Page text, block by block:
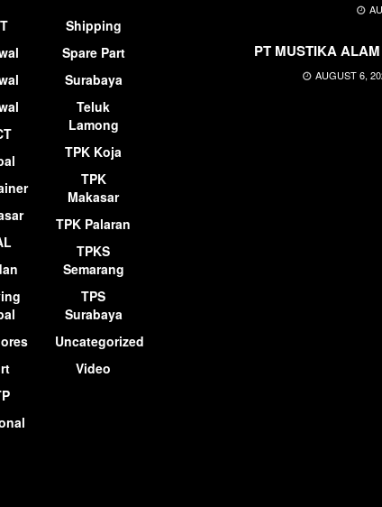
Shipping
Spare Part
Surabaya
Teluk
Lamong
TPK Koja
TPK
Makasar
TPK Palaran
TPKS
Semarang
TPS
Surabaya
Uncategorized
Video
PT MUSTIKA
AUGUST 6,